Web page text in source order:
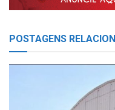
POSTAGENS